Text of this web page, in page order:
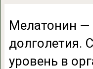
Мелатонин —
долголетия.
уровень в